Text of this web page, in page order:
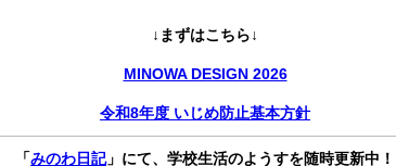
↓まずはこちら↓
MINOWA DESIGN 2026
令和8年度 いじめ防止基本方針
「みのわ日記」にて、学校生活のようすを随時更新中！